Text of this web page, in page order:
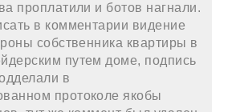
проплатили и ботов нагнали.
в комментарии видение
собственника квартиры в
путем доме, подпись
в
протоколе якобы